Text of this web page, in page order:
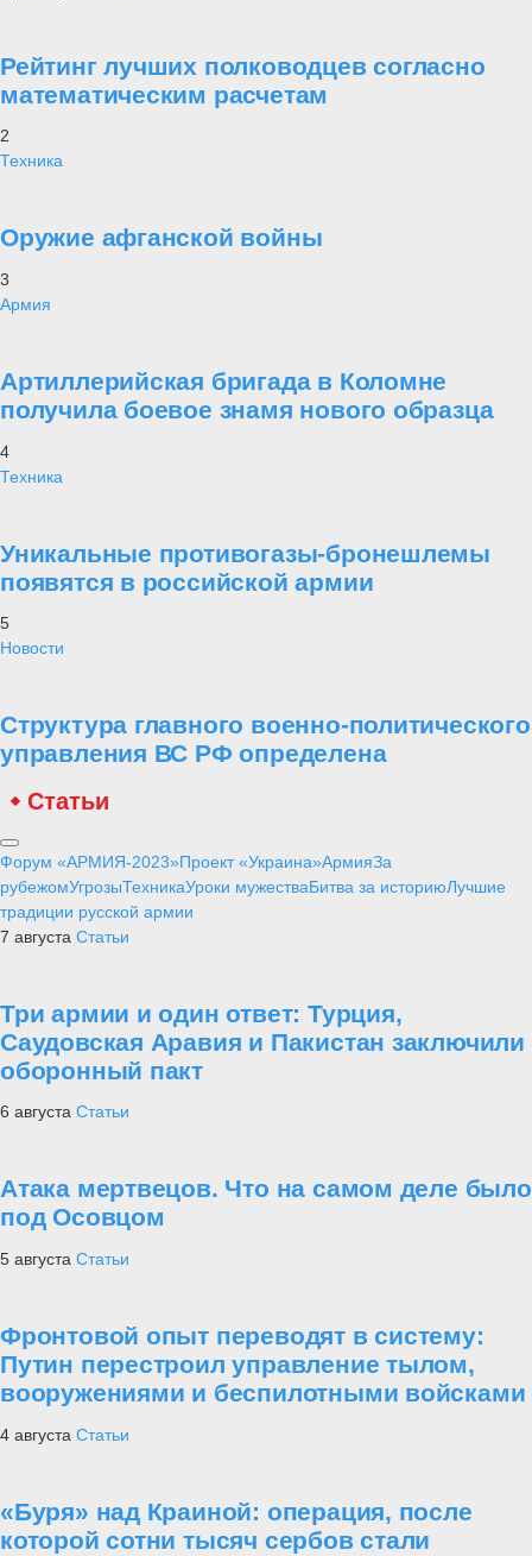
Рейтинг лучших полководцев согласно
математическим расчетам
2
Техника
Оружие афганской войны
3
Армия
Артиллерийская бригада в Коломне
получила боевое знамя нового образца
4
Техника
Уникальные противогазы-бронешлемы
появятся в российской армии
5
Новости
Структура главного военно-политического
управления ВС РФ определена
Статьи
Форум «АРМИЯ-2023»Проект «Украина»АрмияЗа
рубежомУгрозыТехникаУроки мужестваБитва за историюЛучшие
традиции русской армии
7 августа Статьи
Три армии и один ответ: Турция,
Саудовская Аравия и Пакистан заключили
оборонный пакт
6 августа Статьи
Атака мертвецов. Что на самом деле было
под Осовцом
5 августа Статьи
Фронтовой опыт переводят в систему:
Путин перестроил управление тылом,
вооружениями и беспилотными войсками
4 августа Статьи
«Буря» над Краиной: операция, после
которой сотни тысяч сербов стали